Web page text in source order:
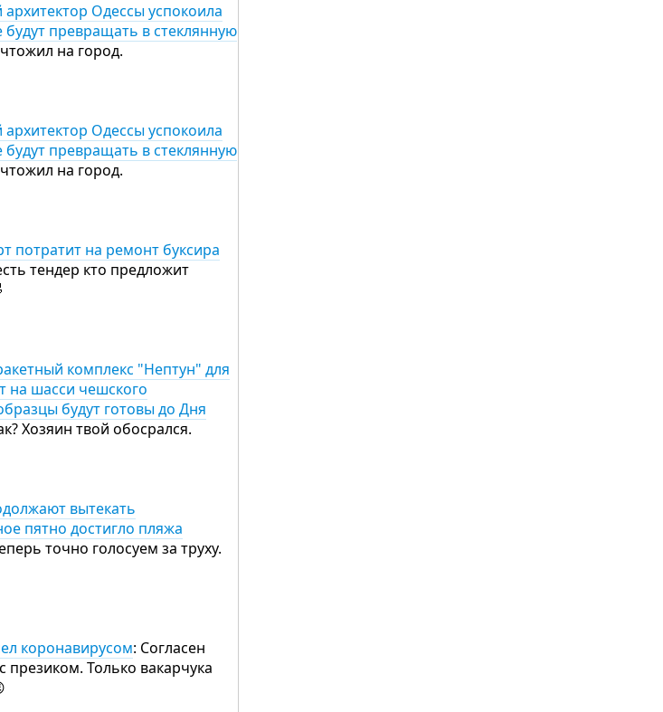
Одессы успокоила
превращать в стеклянную
на город.
Одессы успокоила
превращать в стеклянную
на город.
потратит на ремонт буксира
тендер кто предложит
комплекс "Нептун" для
на шасси чешского
будут готовы до Дня
Хозяин твой обосрался.
вытекать
пятно достигло пляжа
точно голосуем за труху.
коронавирусом: Согласен
презиком. Только вакарчука